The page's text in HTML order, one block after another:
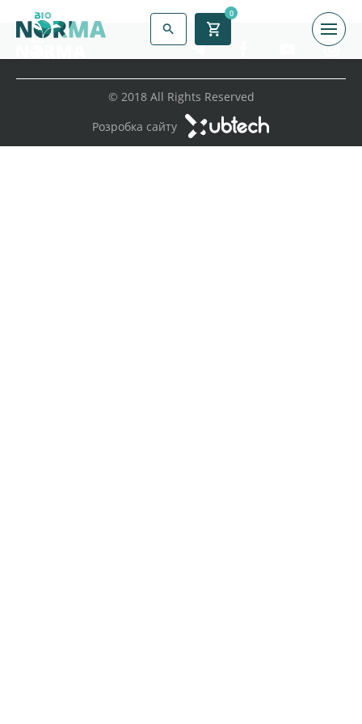
0
© 2018 All Rights Reserved
Розробка сайту